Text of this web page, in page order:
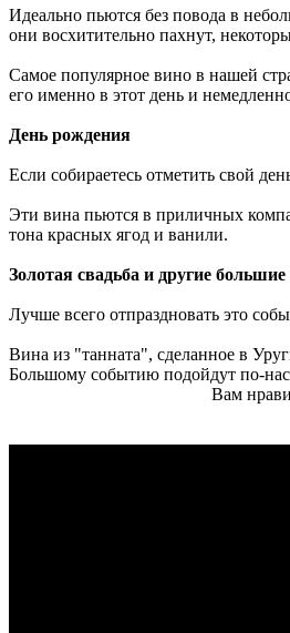
Идеально пьются без повода в
они восхитительно пахнут,
Самое популярное вино в нашей
его именно в этот день и
День рождения
Если собираетесь отметить свой
Эти вина пьются в приличных
тона красных ягод и ванили.
Золотая свадьба и другие
Лучше всего отпраздновать это
Вина из "танната", сделанное в
Большому событию подойдут по-
Вам